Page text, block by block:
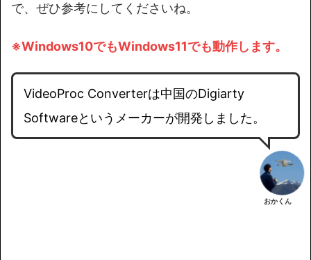
で、ぜひ参考にしてくださいね。
※Windows10でもWindows11でも動作します。
VideoProc Converterは中国のDigiarty
Softwareというメーカーが開発しました。
おかくん